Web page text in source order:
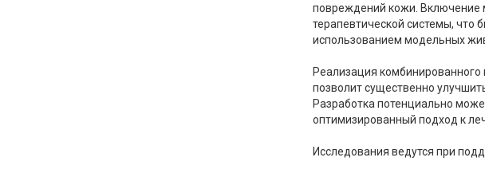
повреждений кожи. Включение
терапевтической системы, что
использованием модельных
Реализация
позволит существенно
Разработка потенциально
оптимизированный подход к
Исследования ведутся при